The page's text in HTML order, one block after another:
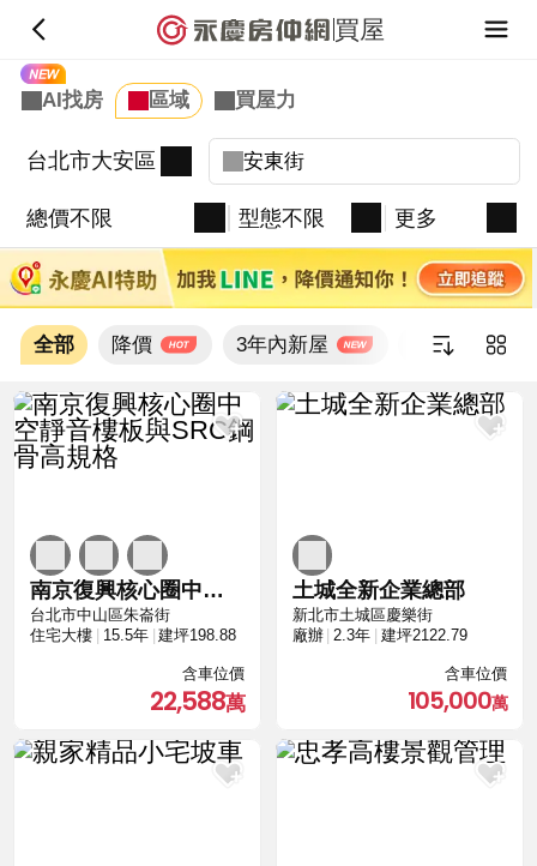
買屋
台北市大安區
總價不限 型態不限 更多
全部 降價 3年內新屋 新上架
南京復興核心圈中空靜音樓板與SRC鋼骨高規格
台北市中山區朱崙街
住宅大樓
15.5年 建坪198.88
含車位價
22,588
土城全新企業總部
新北市土城區慶樂街
廠辦
2.3年 建坪2122.79
含車位價
105,000